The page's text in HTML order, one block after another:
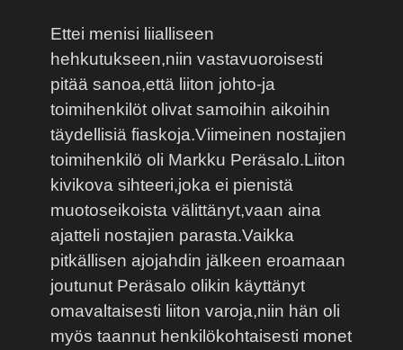
Ettei menisi liialliseen
hehkutukseen,niin vastavuoroisesti
pitää sanoa,että liiton johto-ja
toimihenkilöt olivat samoihin aikoihin
täydellisiä fiaskoja.Viimeinen nostajien
toimihenkilö oli Markku Peräsalo.Liiton
kivikova sihteeri,joka ei pienistä
muotoseikoista välittänyt,vaan aina
ajatteli nostajien parasta.Vaikka
pitkällisen ajojahdin jälkeen eroamaan
joutunut Peräsalo olikin käyttänyt
omavaltaisesti liiton varoja,niin hän oli
myös taannut henkilökohtaisesti monet